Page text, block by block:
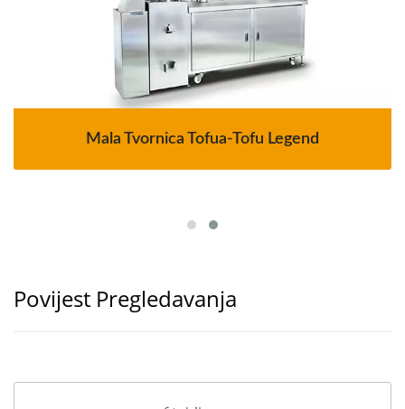
Mala Tvornica Tofua-Tofu Legend
Povijest Pregledavanja